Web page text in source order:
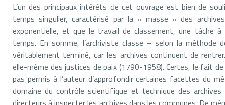
L’un des principaux intérêts de cet ouvrage est bien de
temps singulier, caractérisé par la « masse » des
exponentielle, et que le travail de classement, une tâche
temps. En somme, l’archiviste classe – selon la
véritablement terminé, car les archives continuent de
elle-même des justices de paix (1790-1958). Certes, le fait
pas permis à l’auteur d’approfondir certaines facettes du
domaine du contrôle scientifique et technique des